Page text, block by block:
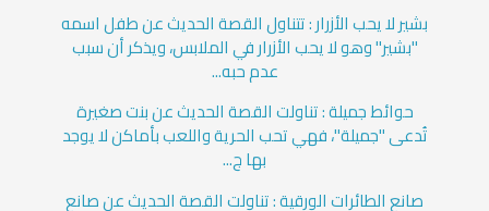
بشير لا يحب الأزرار : تتناول القصة الحديث عن طفل اسمه
"بشير" وهو لا يحب الأزرار في الملابس، ويذكر أن سبب
عدم حبه...
حوائط جميلة : تناولت القصة الحديث عن بنت صغيرة
تُدعى "جميلة"، فهي تحب الحرية واللعب بأماكن لا يوجد
بها ج...
صانع الطائرات الورقية : تناولت القصة الحديث عن صانع